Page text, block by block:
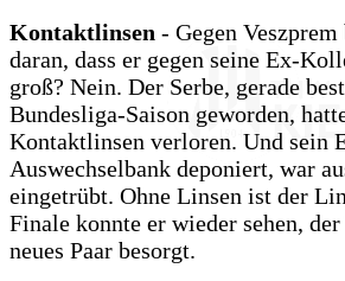
Kontaktlinsen - Gegen
daran, dass er gegen seine Ex-
groß? Nein. Der Serbe, gerade
Bundesliga-Saison geworden,
Kontaktlinsen verloren. Und sein
Auswechselbank deponiert, war
eingetrübt. Ohne Linsen ist der
Finale konnte er wieder sehen,
neues Paar besorgt.